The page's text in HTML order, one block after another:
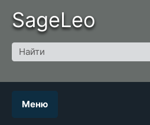
content
SageLeo
для
Меню